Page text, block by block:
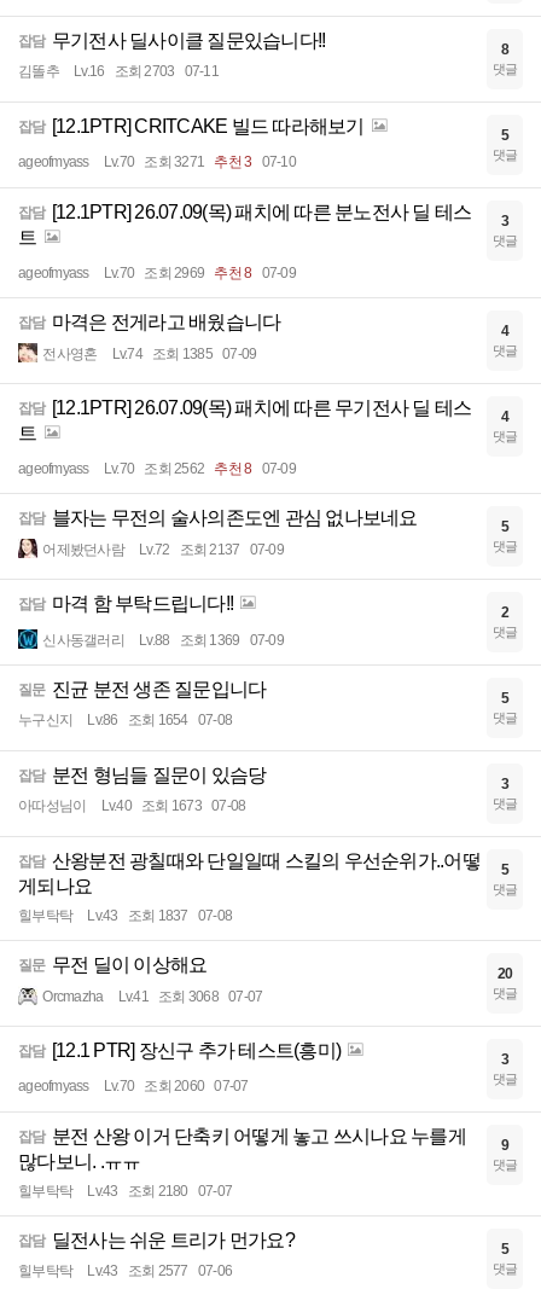
잡담 무기전사 딜사이클 질문있습니다!!
김똘추 Lv.16 조회 2703 07-11
8
댓글
잡담 [12.1PTR] CRITCAKE 빌드 따라해보기
ageofmyass Lv.70 조회 3271 추천 3 07-10
5
댓글
잡담 [12.1PTR] 26.07.09(목) 패치에 따른 분노전사 딜 테스
트
ageofmyass Lv.70 조회 2969 추천 8 07-09
3
댓글
잡담 마격은 전게라고 배웠습니다
전사영혼 Lv.74 조회 1385 07-09
4
댓글
잡담 [12.1PTR] 26.07.09(목) 패치에 따른 무기전사 딜 테스
트
ageofmyass Lv.70 조회 2562 추천 8 07-09
4
댓글
잡담 블자는 무전의 술사의존도엔 관심 없나보네요
어제봤던사람 Lv.72 조회 2137 07-09
5
댓글
잡담 마격 함 부탁드립니다!!
신사동갤러리 Lv.88 조회 1369 07-09
2
댓글
질문 진균 분전 생존 질문입니다
누구신지 Lv.86 조회 1654 07-08
5
댓글
잡담 분전 형님들 질문이 있슴당
아따성님이 Lv.40 조회 1673 07-08
3
댓글
잡담 산왕분전 광칠때와 단일일때 스킬의 우선순위가..어떻
게되나요
힐부탁탁 Lv.43 조회 1837 07-08
5
댓글
질문 무전 딜이 이상해요
Orcmazha Lv.41 조회 3068 07-07
20
댓글
잡담 [12.1 PTR] 장신구 추가 테스트(흥미)
ageofmyass Lv.70 조회 2060 07-07
3
댓글
잡담 분전 산왕 이거 단축키 어떻게 놓고 쓰시나요 누를게
많다보니. .ㅠㅠ
힐부탁탁 Lv.43 조회 2180 07-07
9
댓글
잡담 딜전사는 쉬운 트리가 먼가요?
힐부탁탁 Lv.43 조회 2577 07-06
5
댓글